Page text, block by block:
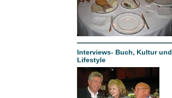
Interviews- Buch, Kultur und
Lifestyle